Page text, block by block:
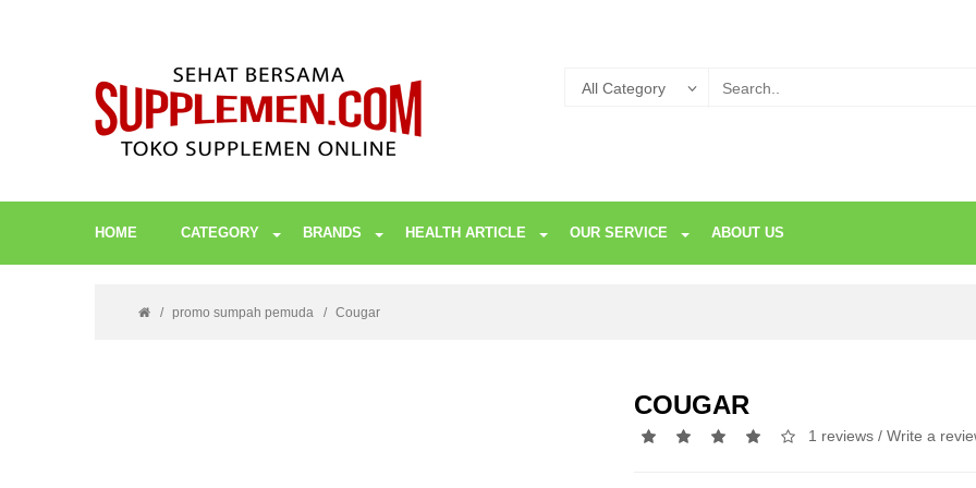
HOME CATEGORY BRANDS HEALTH ARTICLE OUR SERVICE ABOUT US
promo sumpah pemuda Cougar
COUGAR
1 reviews/ Write a